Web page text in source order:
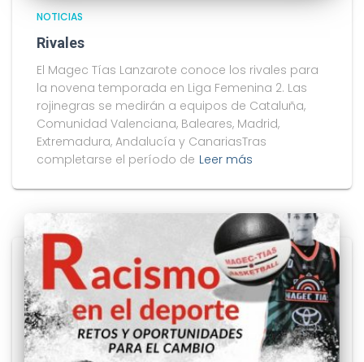
NOTICIAS
Rivales
El Magec Tías Lanzarote conoce los rivales para
la novena temporada en Liga Femenina 2. Las
rojinegras se medirán a equipos de Cataluña,
Comunidad Valenciana, Baleares, Madrid,
Extremadura, Andalucía y CanariasTras
completarse el período de Leer más